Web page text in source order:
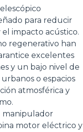
para reducir
el impacto acústico.
regenerativo han
excelentes
y un bajo nivel de
o espacios
atmosférica y
manipulador
motor eléctrico y